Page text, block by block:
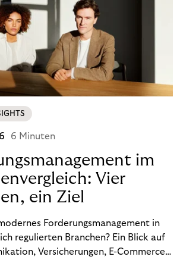
6 Minuten
im
Vier
ein Ziel
Forderungsmanagement in
regulierten Branchen? Ein Blick auf
Versicherungen, E-Commerce